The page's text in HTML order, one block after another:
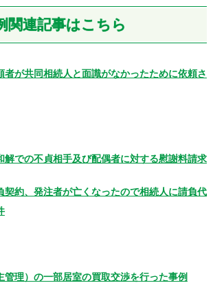
関連記事はこちら
が共同相続人と面識がなかったために依頼さ
解での不貞相手及び配偶者に対する慰謝料請求
契約、発注者が亡くなったので相続人に請負代
管理）の一部居室の買取交渉を行った事例